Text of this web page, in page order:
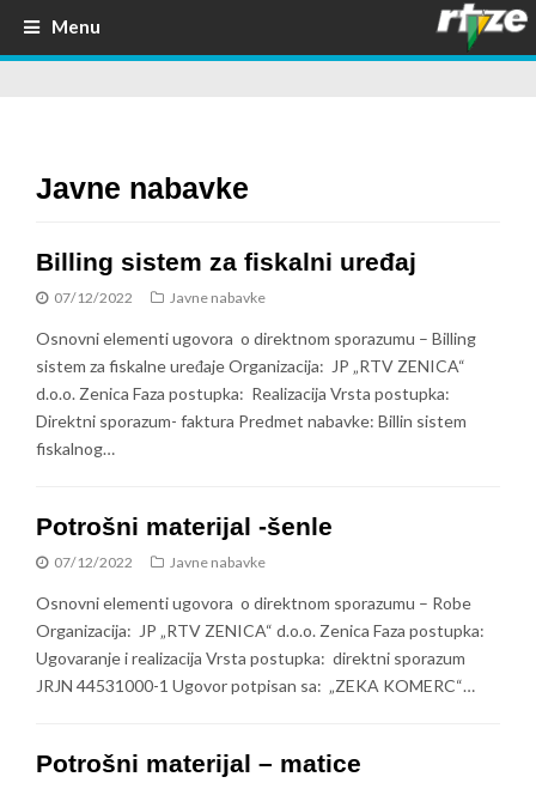
Menu
Javne nabavke
Billing sistem za fiskalni uređaj
07/12/2022 Javne nabavke
Osnovni elementi ugovora o direktnom sporazumu – Billing
sistem za fiskalne uređaje Organizacija: JP „RTV ZENICA“
d.o.o. Zenica Faza postupka: Realizacija Vrsta postupka:
Direktni sporazum- faktura Predmet nabavke: Billin sistem
fiskalnog…
Potrošni materijal -šenle
07/12/2022 Javne nabavke
Osnovni elementi ugovora o direktnom sporazumu – Robe
Organizacija: JP „RTV ZENICA“ d.o.o. Zenica Faza postupka:
Ugovaranje i realizacija Vrsta postupka: direktni sporazum
JRJN 44531000-1 Ugovor potpisan sa: „ZEKA KOMERC“…
Potrošni materijal – matice